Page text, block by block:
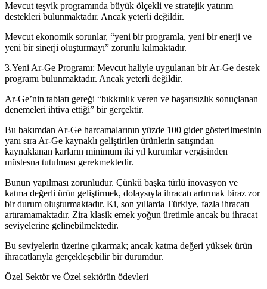
Mevcut teşvik programında büyük ölçekli ve stratejik yatırım
destekleri bulunmaktadır. Ancak yeterli değildir.
Mevcut ekonomik sorunlar, “yeni bir programla, yeni bir enerji ve
yeni bir sinerji oluşturmayı” zorunlu kılmaktadır.
3.Yeni Ar-Ge Programı: Mevcut haliyle uygulanan bir Ar-Ge destek
programı bulunmaktadır. Ancak yeterli değildir.
Ar-Ge’nin tabiatı gereği “bıkkınlık veren ve başarısızlık sonuçlanan
denemeleri ihtiva ettiği” bir gerçektir.
Bu bakımdan Ar-Ge harcamalarının yüzde 100 gider gösterilmesinin
yanı sıra Ar-Ge kaynaklı geliştirilen ürünlerin satışından
kaynaklanan karların minimum iki yıl kurumlar vergisinden
müstesna tutulması gerekmektedir.
Bunun yapılması zorunludur. Çünkü başka türlü inovasyon ve
katma değerli ürün geliştirmek, dolaysıyla ihracatı artırmak biraz zor
bir durum oluşturmaktadır. Ki, son yıllarda Türkiye, fazla ihracatı
artıramamaktadır. Zira klasik emek yoğun üretimle ancak bu ihracat
seviyelerine gelinebilmektedir.
Bu seviyelerin üzerine çıkarmak; ancak katma değeri yüksek ürün
ihracatlarıyla gerçekleşebilir bir durumdur.
Özel Sektör ve Özel sektörün ödevleri